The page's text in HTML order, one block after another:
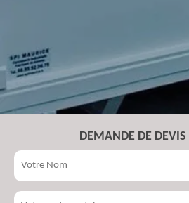
DEMANDE DE DEVIS